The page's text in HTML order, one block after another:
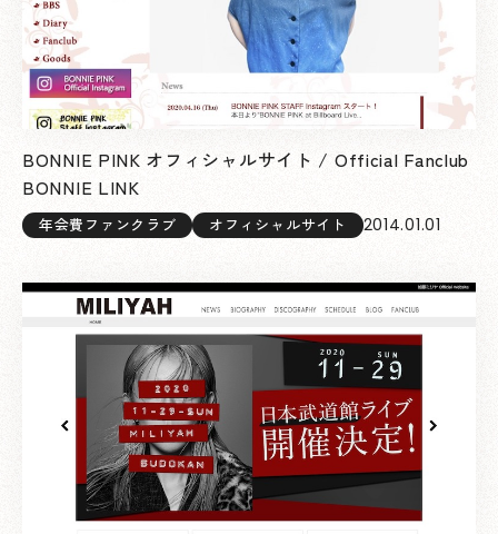
BONNIE PINK オフィシャルサイト / Official Fanclub
BONNIE LINK
年会費ファンクラブ オフィシャルサイト 2014.01.01